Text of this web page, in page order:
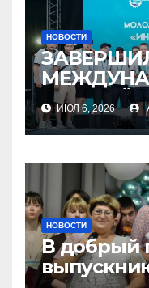
НОВОСТИ
2026»
ИЮЛ 6, 2026
НОВОСТИ
В добрый